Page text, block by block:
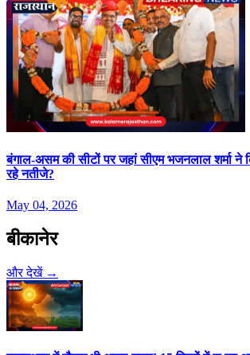
बंगाल-असम की सीटों पर जहां सीएम भजनलाल शर्मा ने
रहे नतीजे?
May 04, 2026
बीकानेर
और देखें →